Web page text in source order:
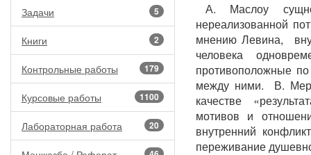
5
Задачи
2
Книги
179
Контрольные работы
1100
Курсовые работы
20
Лабораторная работа
А. Маслоу
нереализованной
мнению Левина,
человека
противоположные
между ними. В.
качестве
мотивов и
внутренний
переживание